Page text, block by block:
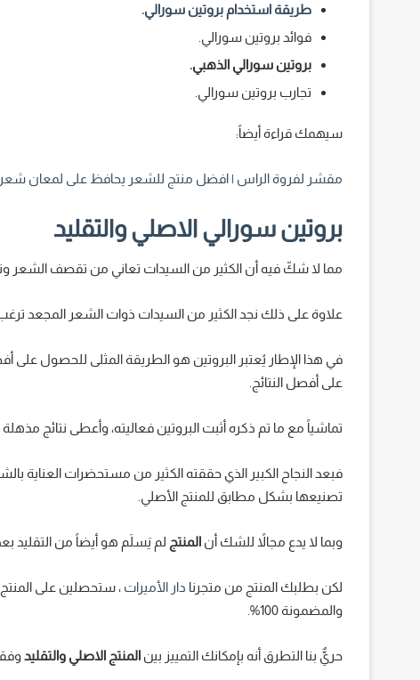
طريقة استخدام بروتين سورالي.
فوائد بروتين سورالي.
بروتين سورالي الذهبي.
تجارب بروتين سورالي.
سيهمك قراءة أيضاً:
مقشر لفروة الراس | افضل منتج للشعر يحافظ على لمعان
بروتين سورالي الاصلي والتقليد
مما لا شكّ فيه أن الكثير من السيدات تعاني من تقصف الشعر
علاوة على ذلك نجد الكثير من السيدات ذوات الشعر المجعد ترغب
في هذا الإطار يُعتبر البروتين هو الطريقة المثلى للحصول
على أفصل النتائج.
تماشياً مع ما تم ذكره أثبت البروتين فعاليته، وأعطى نتائج مذهلة
فبعد النجاح الكبير الذي حققته الكثير من مستحضرات العناية
تصنيعها بشكل مطابق للمنتج الأصلي.
وبما لا يدع مجالاً للشك أن المنتج لم يَسلَم هو أيضاً من التقليد بعد
لكن بطلبك المنتج من متجرنا دار الأميرات ، ستحصلين على
والمضمونة 100%.
حريٌّ بنا التطرق أنه بإمكانك التمييز بين المنتج الاصلي والتقليد